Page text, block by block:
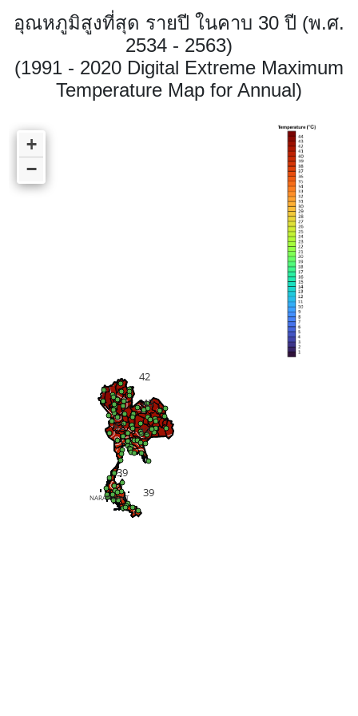
อุณหภูมิสูงที่สุด รายปี ในคาบ 30 ปี (พ.ศ.
2534 - 2563)
(1991 - 2020 Digital Extreme Maximum
Temperature Map for Annual)